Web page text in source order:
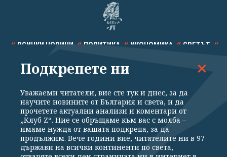
ВСИЧКИ НОВИНИ ПОЛИТИКА ИКОНОМИКА СВЕТЪТ
СПОРТ КУЛТУРА ТЕХНОЛОГИИ КАЛЕЙДОСКОП
Общи условия
Политика за поверителност
Подкрепете ни
Уважаеми читатели, вие сте тук и днес, за да
научите новините от България и света, и да
прочетете актуални анализи и коментари от
„Клуб Z“. Ние се обръщаме към вас с молба –
имаме нужда от вашата подкрепа, за да
продължим. Вече години вие, читателите ни в 97
държави на всички континенти по света,